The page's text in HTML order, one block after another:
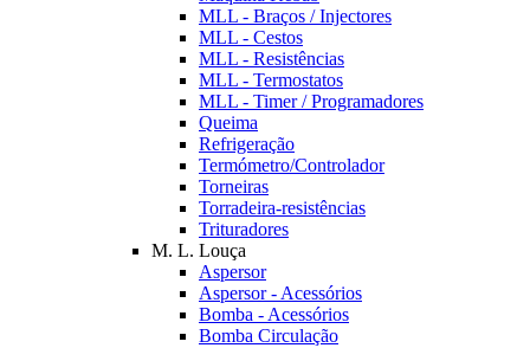
MLL - Braços / Injectores
MLL - Cestos
MLL - Resistências
MLL - Termostatos
MLL - Timer / Programadores
Queima
Refrigeração
Termómetro/Controlador
Torneiras
Torradeira-resistências
Trituradores
M. L. Louça
Aspersor
Aspersor - Acessórios
Bomba - Acessórios
Bomba Circulação